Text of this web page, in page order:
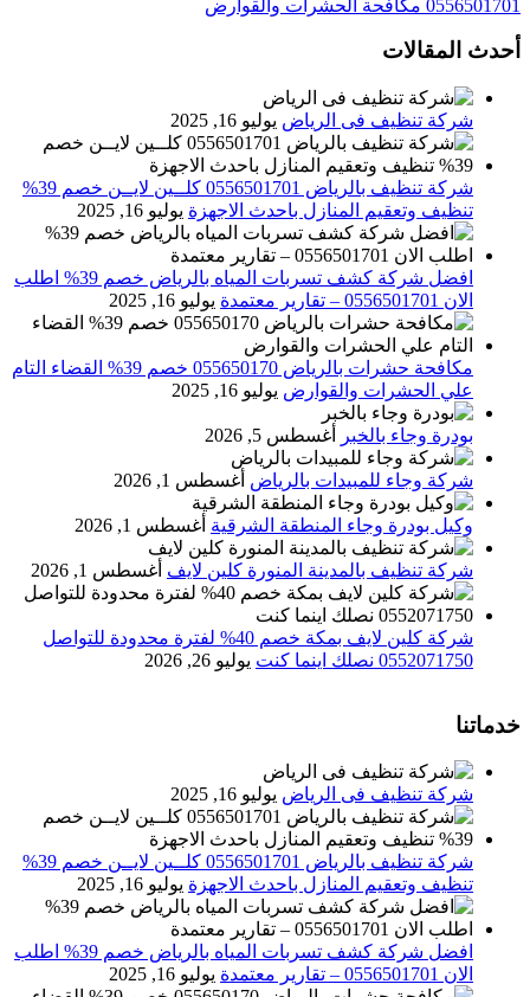
0556501701 مكافحة الحشرات والقوارض
أحدث المقالات
شركة تنظيف فى الرياض يوليو 16, 2025
شركة تنظيف بالرياض 0556501701 كلــين لايــن خصم 39%
تنظيف وتعقيم المنازل باحدث الاجهزة يوليو 16, 2025
افضل شركة كشف تسربات المياه بالرياض خصم 39% اطلب
الان 0556501701‬‏ – تقارير معتمدة
يوليو 16, 2025
مكافحة حشرات بالرياض 055650170 خصم 39% القضاء التام
علي الحشرات والقوارض يوليو 16, 2025
بودرة وجاء بالخبر أغسطس 5, 2026
شركة وجاء للمبيدات بالرياض أغسطس 1, 2026
وكيل بودرة وجاء المنطقة الشرقية أغسطس 1, 2026
شركة تنظيف بالمدينة المنورة كلين لايف أغسطس 1, 2026
شركة كلين لايف بمكة خصم 40% لفترة محدودة للتواصل
0552071750 نصلك اينما كنت
يوليو 26, 2026
خدماتنا
شركة تنظيف فى الرياض يوليو 16, 2025
شركة تنظيف بالرياض 0556501701 كلــين لايــن خصم 39%
تنظيف وتعقيم المنازل باحدث الاجهزة يوليو 16, 2025
افضل شركة كشف تسربات المياه بالرياض خصم 39% اطلب
الان 0556501701‬‏ – تقارير معتمدة
يوليو 16, 2025